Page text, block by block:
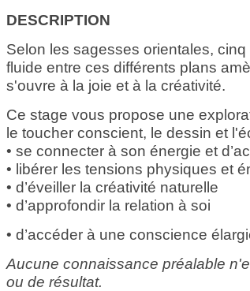
DESCRIPTION
Selon les sagesses orientales,
fluide entre ces différents plans
s'ouvre à la joie et à la créativité.
Ce stage vous propose une
le toucher conscient, le dessin et
• se connecter à son énergie et
• libérer les tensions physiques et
• d’éveiller la créativité naturelle
• d’approfondir la relation à soi
• d’accéder à une conscience
Aucune connaissance préalable
ou de résultat.